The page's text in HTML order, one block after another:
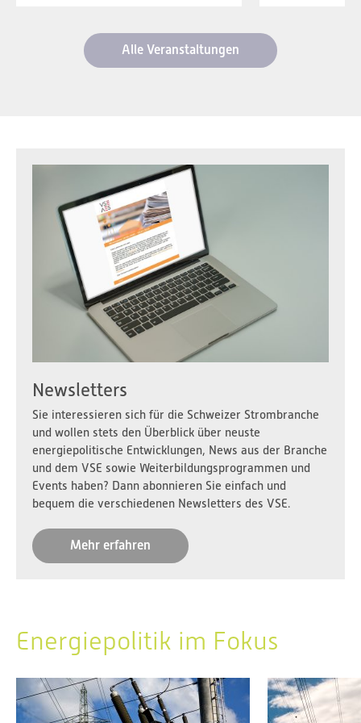
Alle Veranstaltungen
Newsletters
Sie interessieren sich für die Schweizer Strombranche
und wollen stets den Überblick über neuste
energiepolitische Entwicklungen, News aus der Branche
und dem VSE sowie Weiterbildungsprogrammen und
Events haben? Dann abonnieren Sie einfach und
bequem die verschiedenen Newsletters des VSE.
Mehr erfahren
Energiepolitik im Fokus